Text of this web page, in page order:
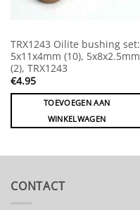
TRX1243 Oilite bushing set:
5x11x4mm (10), 5x8x2.5mm
(2), TRX1243
€4.95
TOEVOEGEN AAN
WINKELWAGEN
CONTACT